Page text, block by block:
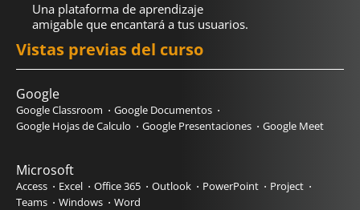
Una plataforma de aprendizaje
amigable que encantará a tus usuarios.
Vistas previas del curso
Google
Google Classroom
Google Documentos
Google Hojas de Calculo
Google Presentaciones Google Meet
Microsoft
Access Excel Office 365 Outlook PowerPoint
Project
Teams
Windows Word